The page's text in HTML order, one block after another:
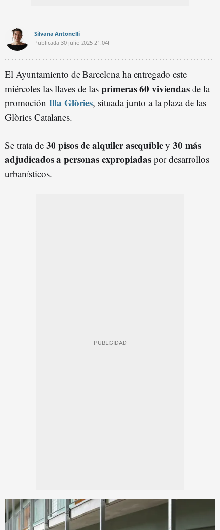
Silvana Antonelli
Publicada 30 julio 2025 21:04h
El Ayuntamiento de Barcelona ha entregado este
miércoles las llaves de las primeras 60 viviendas de la
promoción Illa Glòries, situada junto a la plaza de las
Glòries Catalanes.
Se trata de 30 pisos de alquiler asequible y 30 más
adjudicados a personas expropiadas por desarrollos
urbanísticos.